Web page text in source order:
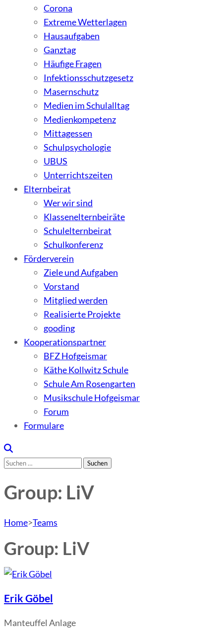
Corona
Extreme Wetterlagen
Hausaufgaben
Ganztag
Häufige Fragen
Infektionsschutzgesetz
Masernschutz
Medien im Schulalltag
Medienkompetenz
Mittagessen
Schulpsychologie
UBUS
Unterrichtszeiten
Elternbeirat
Wer wir sind
Klassenelternbeiräte
Schulelternbeirat
Schulkonferenz
Förderverein
Ziele und Aufgaben
Vorstand
Mitglied werden
Realisierte Projekte
gooding
Kooperationspartner
BFZ Hofgeismar
Käthe Kollwitz Schule
Schule Am Rosengarten
Musikschule Hofgeismar
Forum
Formulare
Suchen
Group: LiV
Home>Teams
Group: LiV
Erik Göbel
Manteuffel Anlage